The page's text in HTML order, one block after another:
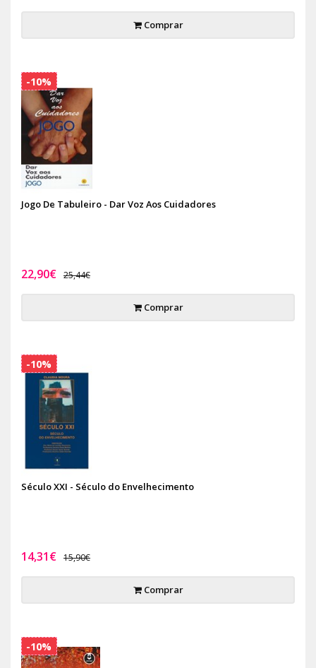
Comprar
Jogo De Tabuleiro - Dar Voz Aos Cuidadores
22,90€ 25,44€
Comprar
-10%
Século XXI - Século do Envelhecimento
14,31€ 15,90€
Comprar
-10%
-10%